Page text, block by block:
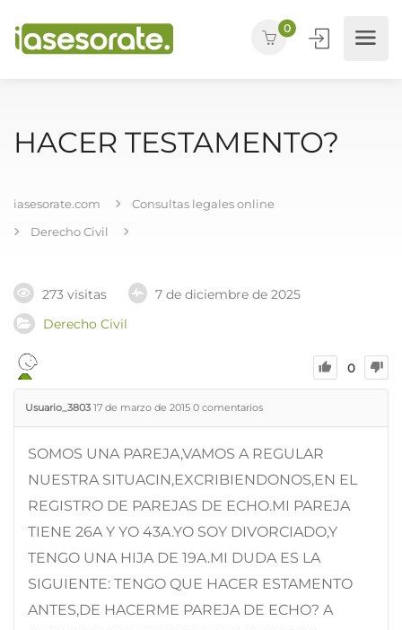
0
HACER TESTAMENTO?
iasesorate.com
Consultas legales online
Derecho Civil
273 visitas
7 de diciembre de 2025
Derecho Civil
0
Usuario_3803 17 de marzo de 2015 0 comentarios
SOMOS UNA PAREJA,VAMOS A REGULAR
NUESTRA SITUACIN,EXCRIBIENDONOS,EN EL
REGISTRO DE PAREJAS DE ECHO.MI PAREJA
TIENE 26A Y YO 43A.YO SOY DIVORCIADO,Y
TENGO UNA HIJA DE 19A.MI DUDA ES LA
SIGUIENTE: TENGO QUE HACER ESTAMENTO
ANTES,DE HACERME PAREJA DE ECHO? A